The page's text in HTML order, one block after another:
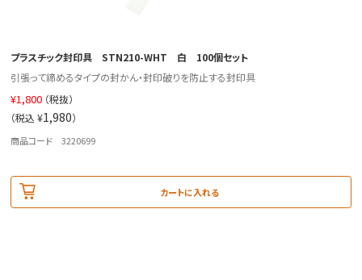
プラスチック封印具 STN210-WHT 白 100個セット
引張って締めるタイプの封かん・封印破りを防止する封印具
¥1,800 （税抜）
（税込 ¥1,980）
商品コード 3220699
カートに入れる